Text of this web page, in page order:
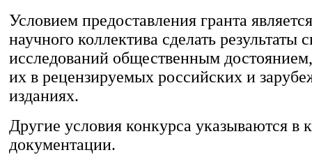
Условием предоставления гранта
научного коллектива сделать результаты
исследований общественным
их в рецензируемых российских и
изданиях.
Другие условия конкурса указываются в
документации.